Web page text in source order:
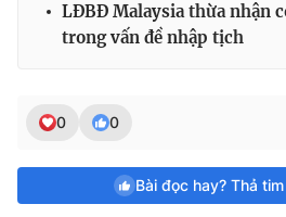
LĐBĐ Malaysia thừa nhận
trong vấn đề nhập tịch
0 0
Bài đọc hay? Thả